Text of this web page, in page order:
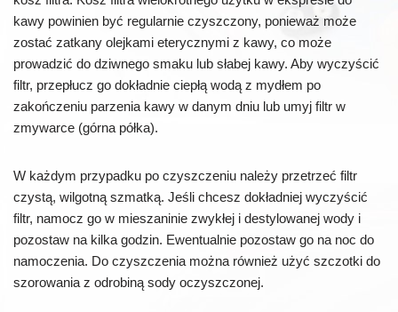
kawy powinien być regularnie czyszczony, ponieważ może
zostać zatkany olejkami eterycznymi z kawy, co może
prowadzić do dziwnego smaku lub słabej kawy. Aby wyczyścić
filtr, przepłucz go dokładnie ciepłą wodą z mydłem po
zakończeniu parzenia kawy w danym dniu lub umyj filtr w
zmywarce (górna półka).
W każdym przypadku po czyszczeniu należy przetrzeć filtr
czystą, wilgotną szmatką. Jeśli chcesz dokładniej wyczyścić
filtr, namocz go w mieszaninie zwykłej i destylowanej wody i
pozostaw na kilka godzin. Ewentualnie pozostaw go na noc do
namoczenia. Do czyszczenia można również użyć szczotki do
szorowania z odrobiną sody oczyszczonej.